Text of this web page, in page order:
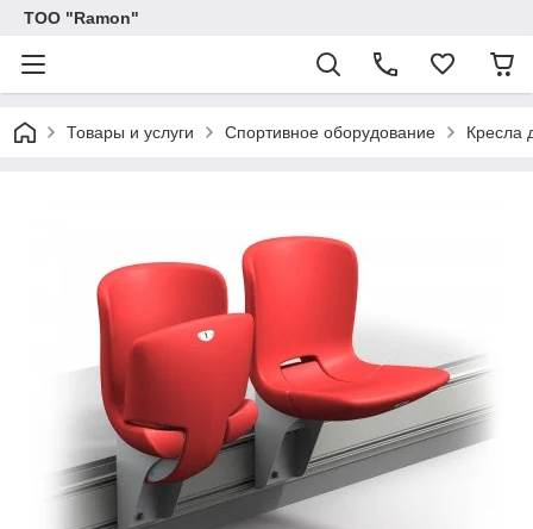
ТОО "Ramon"
Товары и услуги Спортивное оборудование Кресла